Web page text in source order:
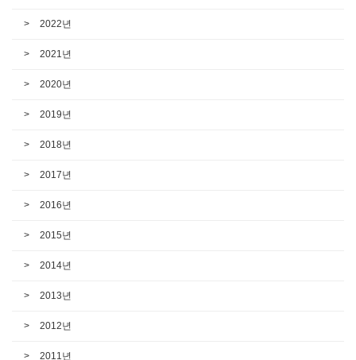
2022년
2021년
2020년
2019년
2018년
2017년
2016년
2015년
2014년
2013년
2012년
2011년